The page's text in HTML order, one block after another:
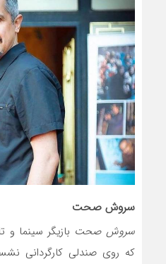
سروش صحت
سروش صحت بازیگر سینما
که روی صندلی کارگردانی